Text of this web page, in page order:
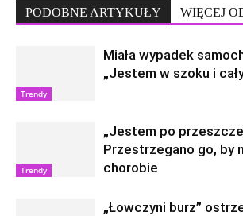
PODOBNE ARTYKUŁY WIĘCEJ
Trendy
Miała wypadek
„Jestem w szoku i
Trendy
„Jestem po
Przestrzegano go, by
chorobie
„Łowczyni burz”